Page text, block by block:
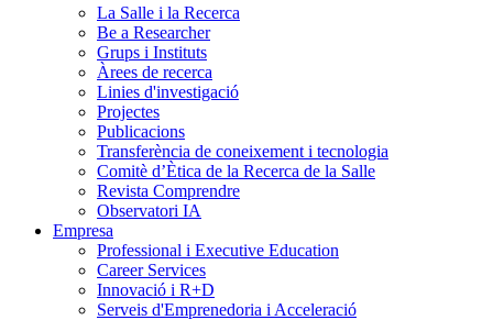
La Salle i la Recerca
Be a Researcher
Grups i Instituts
Àrees de recerca
Linies d'investigació
Projectes
Publicacions
Transferència de coneixement i tecnologia
Comitè d’Ètica de la Recerca de la Salle
Revista Comprendre
Observatori IA
Empresa
Professional i Executive Education
Career Services
Innovació i R+D
Serveis d'Emprenedoria i Acceleració